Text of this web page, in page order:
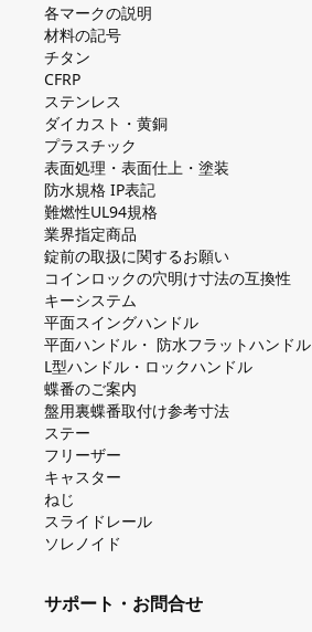
各マークの説明
材料の記号
チタン
CFRP
ステンレス
ダイカスト・⻩銅
プラスチック
表面処理・表面仕上・塗装
防⽔規格 IP表記
難燃性UL94規格
業界指定商品
錠前の取扱に関するお願い
コインロックの⽳明け⼨法の互換性
キーシステム
平⾯スイングハンドル
平⾯ハンドル・ 防⽔フラットハンドル
L型ハンドル・ロックハンドル
蝶番のご案内
盤⽤裏蝶番取付け参考⼨法
ステー
フリーザー
キャスター
ねじ
スライドレール
ソレノイド
サポート・お問合せ